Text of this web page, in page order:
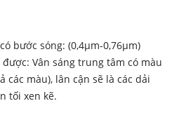
bước sóng: (0,4μm-0,76μm)
Vân sáng trung tâm có màu
các màu), lân cận sẽ là các dải
tối xen kẽ.